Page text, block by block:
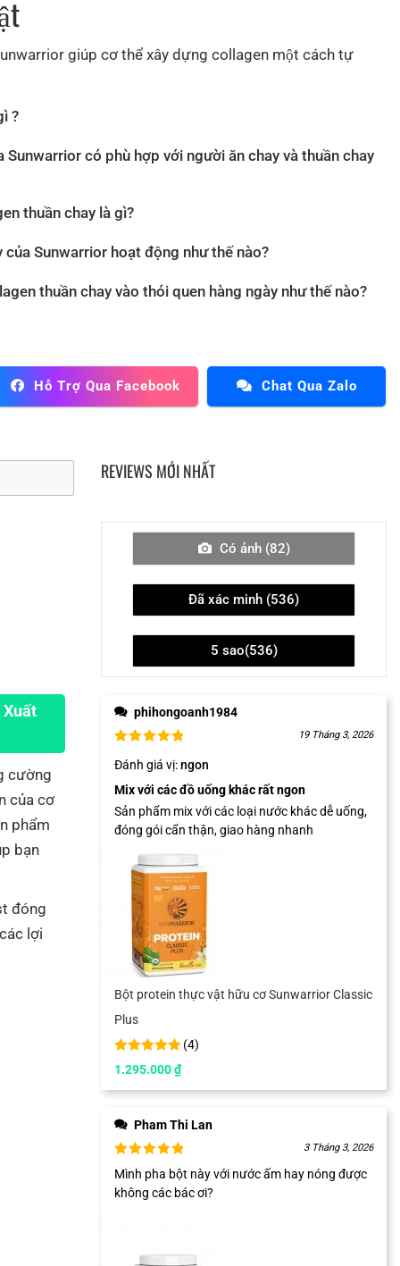
giúp cơ thể xây dựng collagen một cách tự
?
Sunwarrior có phù hợp với người ăn chay và thuần chay
thuần chay là gì?
Sunwarrior hoạt động như thế nào?
thuần chay vào thói quen hàng ngày như thế nào?
Hỗ Trợ Qua Facebook Chat Qua Zalo
Xuất
cường
của cơ
phẩm
bạn
đóng
lợi
REVIEWS MỚI NHẤT
Có ảnh (82)
Đã xác minh (536)
5 sao(536)
phihongoanh1984
19 Tháng 3, 2026
Đánh giá vị:ngon
Mix với các đồ uống khác rất ngon
Sản phẩm mix với các loại nước khác dễ uống,
đóng gói cẩn thận, giao hàng nhanh
Bột protein thực vật hữu cơ Sunwarrior Classic
Plus
(4)
1.295.000₫
Pham Thi Lan
3 Tháng 3, 2026
Mình pha bột này với nước ấm hay nóng được
không các bác ơi?